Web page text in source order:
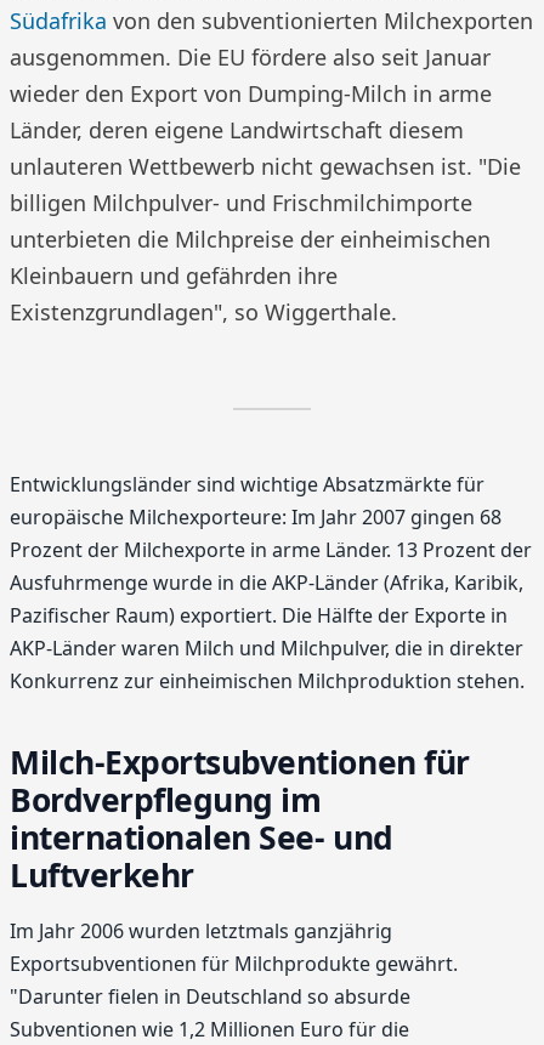
Südafrika von den subventionierten Milchexporten
ausgenommen. Die EU fördere also seit Januar
wieder den Export von Dumping-Milch in arme
Länder, deren eigene Landwirtschaft diesem
unlauteren Wettbewerb nicht gewachsen ist. "Die
billigen Milchpulver- und Frischmilchimporte
unterbieten die Milchpreise der einheimischen
Kleinbauern und gefährden ihre
Existenzgrundlagen", so Wiggerthale.
Entwicklungsländer sind wichtige Absatzmärkte für
europäische Milchexporteure: Im Jahr 2007 gingen 68
Prozent der Milchexporte in arme Länder. 13 Prozent der
Ausfuhrmenge wurde in die AKP-Länder (Afrika, Karibik,
Pazifischer Raum) exportiert. Die Hälfte der Exporte in
AKP-Länder waren Milch und Milchpulver, die in direkter
Konkurrenz zur einheimischen Milchproduktion stehen.
Milch-Exportsubventionen für
Bordverpflegung im
internationalen See- und
Luftverkehr
Im Jahr 2006 wurden letztmals ganzjährig
Exportsubventionen für Milchprodukte gewährt.
"Darunter fielen in Deutschland so absurde
Subventionen wie 1,2 Millionen Euro für die